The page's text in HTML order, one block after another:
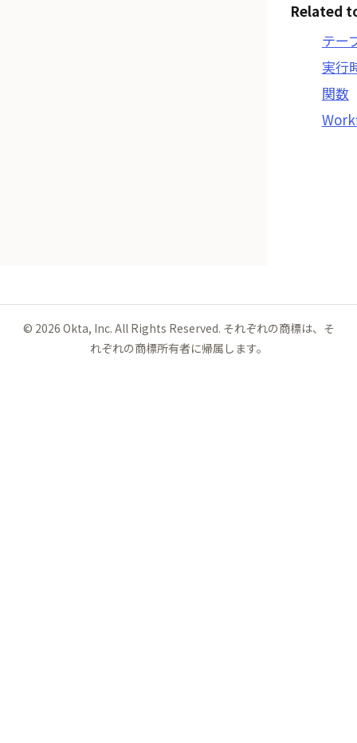
Related
テー
実行
関数
© 2026 Okta, Inc. All Rights Reserved. それぞれの商標は、そ
れぞれの商標所有者に帰属します。